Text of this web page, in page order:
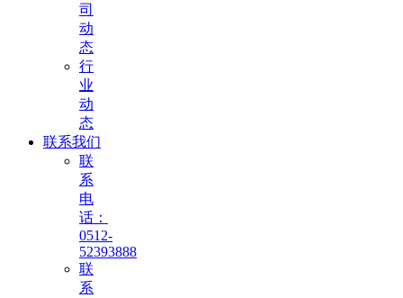
司
动
态
行
业
动
态
联系我们
联
系
电
话：
0512-
52393888
联
系